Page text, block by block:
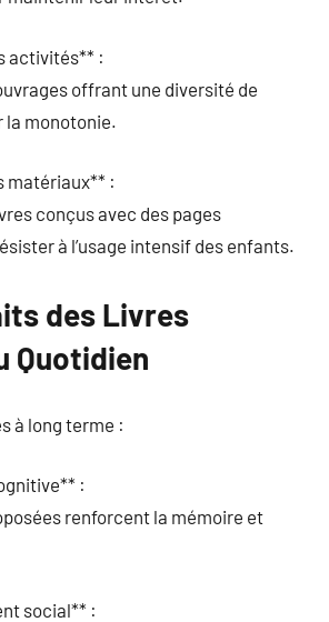
activités** :
offrant une diversité de
la monotonie.
matériaux** :
conçus avec des pages
à l’usage intensif des enfants.
des Livres
Quotidien
à long terme :
:
renforcent la mémoire et
social** :